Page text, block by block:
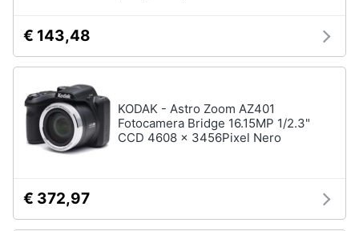
Assistenza
clienti
Esci
€ 143,48
KODAK - Astro Zoom AZ401
Fotocamera Bridge 16.15MP 1/2.3"
CCD 4608 x 3456Pixel Nero
€ 372,97